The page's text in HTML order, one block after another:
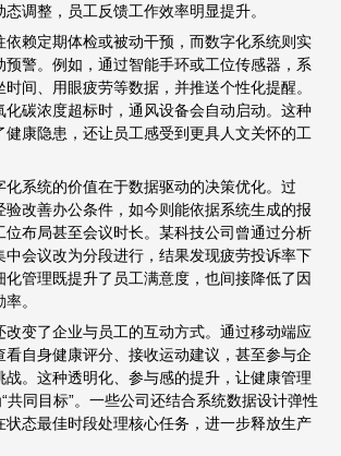
调整，员工反馈工作效率明显提升。
依赖定期体检或被动干预，而数字化系统则实
预警。例如，通过智能手环或工位传感器，系
间、用眼疲劳等数据，并推送个性化提醒。
化碳浓度超标时，通风设备会自动启动。这种
健康隐患，还让员工感受到更具人文关怀的工
化系统的价值在于数据驱动的决策优化。过
验改善办公条件，如今则能依据系统生成的报
位布局甚至会议时长。某科技公司曾通过分析
中会议改为分段进行，结果发现疲劳投诉率下
化管理既提升了员工满意度，也间接降低了因
。
改变了企业与员工的互动方式。通过移动端应
看自身健康评分、接收运动建议，甚至参与企
战。这种透明化、参与感的提升，让健康管理
“共同目标”。一些公司还结合系统数据设计弹性
状态最佳时段处理核心任务，进一步释放生产